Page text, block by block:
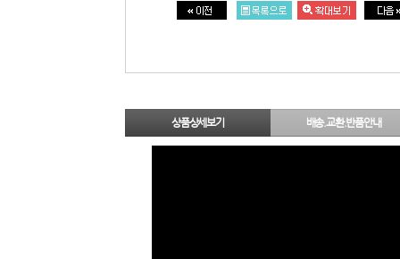
상품상세보기 배송.교환.반품안내